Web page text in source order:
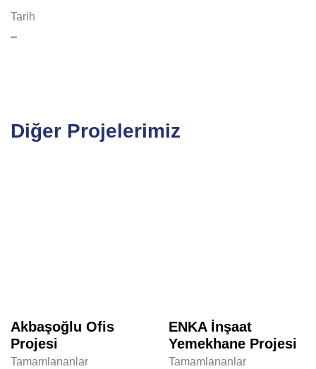
Tarih
–
Diğer Projelerimiz
Akbaşoğlu Ofis
Projesi
Tamamlananlar
ENKA İnşaat
Yemekhane Projesi
Tamamlananlar